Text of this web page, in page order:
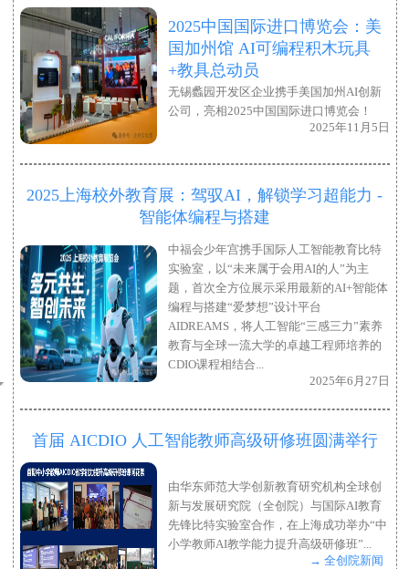
2025中国国际进口博览会：美
国加州馆 AI可编程积木玩具
+教具总动员
无锡蠡园开发区企业携手美国加州AI创新
公司，亮相2025中国国际进口博览会！
2025年11月5日
2025上海校外教育展：驾驭AI，解锁学习超能力 -
智能体编程与搭建
中福会少年宫携手国际人工智能教育比特
实验室，以“未来属于会用AI的人”为主
题，首次全方位展示采用最新的AI+智能体
编程与搭建“爱梦想”设计平台
AIDREAMS，将人工智能“三感三力”素养
教育与全球一流大学的卓越工程师培养的
CDIO课程相结合...
2025年6月27日
首届 AICDIO 人工智能教师高级研修班圆满举行
由华东师范大学创新教育研究机构全球创
新与发展研究院（全创院）与国际AI教育
先锋比特实验室合作，在上海成功举办“中
小学教师AI教学能力提升高级研修班”...
→ 全创院新闻